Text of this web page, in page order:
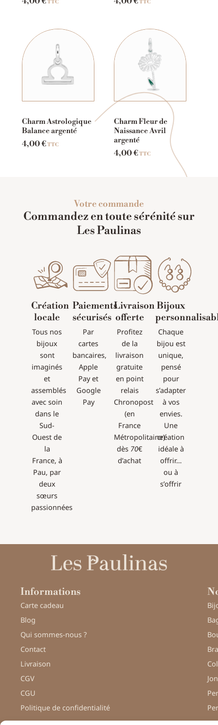
TTC TTC
Charm Astrologique
Balance argenté
4,00€TTC
Charm Fleur de
Naissance Avril
argenté
4,00€TTC
Votre commande
Commandez en toute sérénité sur
Les Paulinas
Création
locale
Tous nos
bijoux
sont
imaginés
et
assemblés
avec soin
dans le
Sud-
Ouest de
la
France, à
Pau, par
deux
sœurs
passionnées
Paiements
sécurisés
Par
cartes
bancaires,
Apple
Pay et
Google
Pay
Livraison
offerte
Profitez
de la
livraison
gratuite
en point
relais
Chronopost
(en
France
Métropolitaine)
dès 70€
d’achat
Bijoux
Chaque
bijou est
unique,
pensé
pour
s’adapter
à vos
envies.
Une
création
idéale à
offrir…
ou à
s’offrir
Informations
Carte cadeau
Blog
Qui sommes-nous ?
Contact
Livraison
CGV
CGU
Politique de confidentialité